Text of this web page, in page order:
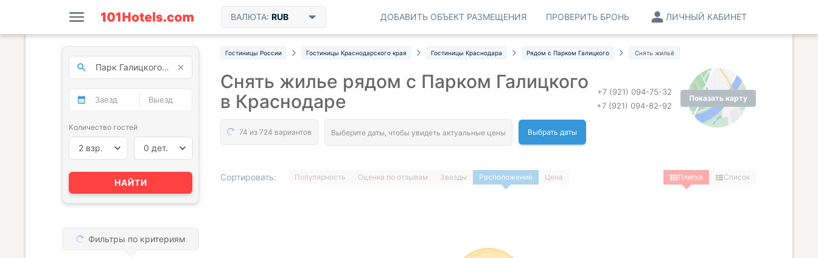
ВАЛЮТА: RUB ЛИЧНЫЙ КАБИНЕТ
ПРОВЕРИТЬ БРОНЬ
ДОБАВИТЬ ОБЪЕКТ РАЗМЕЩЕНИЯ
Гостиницы России Гостиницы Краснодарского края Гостиницы Краснодара Рядом с Парком Галицкого Снять жильё
Показать карту
+7 (921) 094-75-32
+7 (921) 094-82-92
Снять жилье рядом с Парком Галицкого
в Краснодаре
Выбрать даты
Сортировать: Популярность Оценка по отзывам Звезды Расположение Цена Плитка Список
Количество гостей
2 взр. 0 дет.
НАЙТИ
Фильтры по критериям